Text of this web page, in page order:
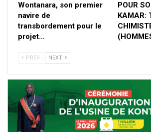
Wontanara, son premier
navire de
transbordement pour le
projet…
POUR
KAMAR:
PREV NEXT